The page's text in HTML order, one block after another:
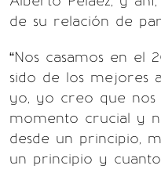
de su relación de
“Nos casamos en el
sido de los mejores
yo, yo creo que nos
momento crucial y
desde un principio,
un principio y